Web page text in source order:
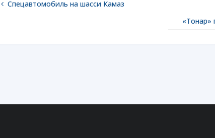
Спецавтомобиль на шасси Камаз
«Тонар»